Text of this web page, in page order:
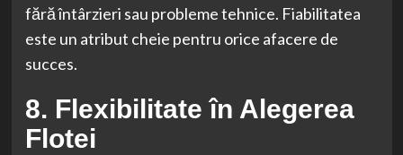
fără întârzieri sau probleme tehnice. Fiabilitatea
este un atribut cheie pentru orice afacere de
succes.
8. Flexibilitate în Alegerea
Flotei